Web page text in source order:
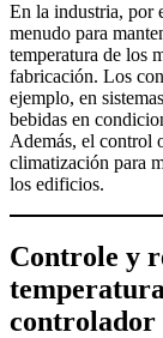
En la industria, por
menudo para
temperatura de los
fabricación. Los
ejemplo, en
bebidas en
Además, el control
climatización para
los edificios.
Controle y
temperatura
controlador